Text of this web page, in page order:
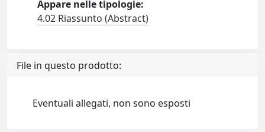
Appare nelle tipologie:
4.02 Riassunto (Abstract)
File in questo prodotto:
Eventuali allegati, non sono esposti